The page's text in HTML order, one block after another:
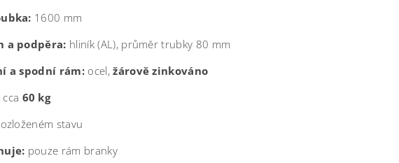
1600 mm
a podpěra: hliník (AL), průměr trubky 80 mm
a spodní rám: ocel,žárově zinkováno
cca 60 kg
stavu
pouze rám branky